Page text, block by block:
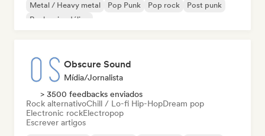
Metal / Heavy metal
Pop Punk Pop rock
Post punk
Rock psicodélico
Obscure Sound
Mídia/Jornalista
> 3500 feedbacks enviados
Rock alternativoChill / Lo-fi Hip-HopDream pop
Electronic rockElectropop
Escrever artigos